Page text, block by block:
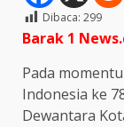
Dibaca: 299
Barak 1
Pada
Indonesia ke
Dewantara